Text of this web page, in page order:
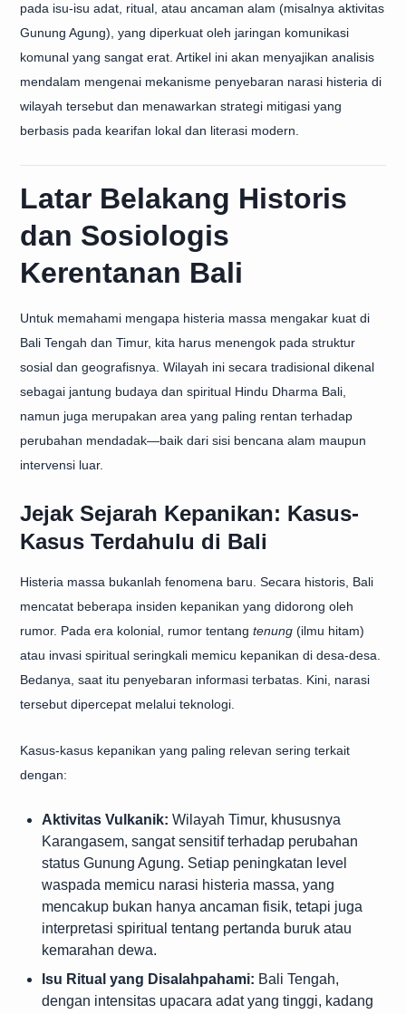
pada isu-isu adat, ritual, atau ancaman alam (misalnya aktivitas
Gunung Agung), yang diperkuat oleh jaringan komunikasi
komunal yang sangat erat. Artikel ini akan menyajikan analisis
mendalam mengenai mekanisme penyebaran narasi histeria di
wilayah tersebut dan menawarkan strategi mitigasi yang
berbasis pada kearifan lokal dan literasi modern.
Latar Belakang Historis
dan Sosiologis
Kerentanan Bali
Untuk memahami mengapa histeria massa mengakar kuat di
Bali Tengah dan Timur, kita harus menengok pada struktur
sosial dan geografisnya. Wilayah ini secara tradisional dikenal
sebagai jantung budaya dan spiritual Hindu Dharma Bali,
namun juga merupakan area yang paling rentan terhadap
perubahan mendadak—baik dari sisi bencana alam maupun
intervensi luar.
Jejak Sejarah Kepanikan: Kasus-
Kasus Terdahulu di Bali
Histeria massa bukanlah fenomena baru. Secara historis, Bali
mencatat beberapa insiden kepanikan yang didorong oleh
rumor. Pada era kolonial, rumor tentang tenung (ilmu hitam)
atau invasi spiritual seringkali memicu kepanikan di desa-desa.
Bedanya, saat itu penyebaran informasi terbatas. Kini, narasi
tersebut dipercepat melalui teknologi.
Kasus-kasus kepanikan yang paling relevan sering terkait
dengan:
Aktivitas Vulkanik: Wilayah Timur, khususnya
Karangasem, sangat sensitif terhadap perubahan
status Gunung Agung. Setiap peningkatan level
waspada memicu narasi histeria massa, yang
mencakup bukan hanya ancaman fisik, tetapi juga
interpretasi spiritual tentang pertanda buruk atau
kemarahan dewa.
Isu Ritual yang Disalahpahami: Bali Tengah,
dengan intensitas upacara adat yang tinggi, kadang